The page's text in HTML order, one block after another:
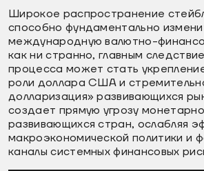
Широкое распространение
способно фундаментально
международную валютно-
как ни странно, главным
процесса может стать
роли доллара США и
долларизация» развивающихся
создает прямую угрозу
развивающихся стран, ослабляя
макроэкономической политики и
каналы системных финансовых